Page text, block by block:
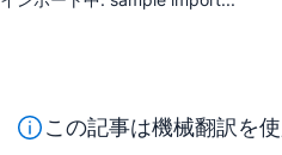
このテキストは機械翻訳ツー
この記事は機械翻訳を